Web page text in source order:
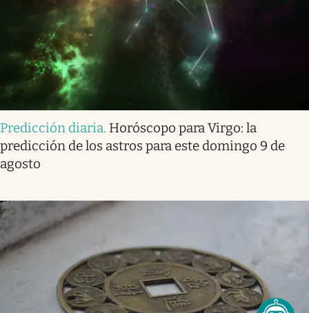
Predicción diaria. Horóscopo para Virgo: la
predicción de los astros para este domingo 9 de
agosto